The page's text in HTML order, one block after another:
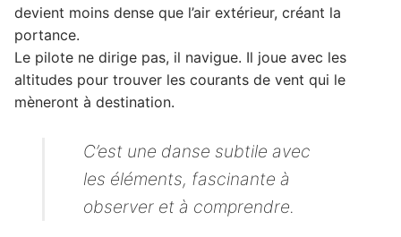
devient moins dense que l’air extérieur, créant la
portance.
Le pilote ne dirige pas, il navigue. Il joue avec les
altitudes pour trouver les courants de vent qui le
mèneront à destination.
C’est une danse subtile avec
les éléments, fascinante à
observer et à comprendre.